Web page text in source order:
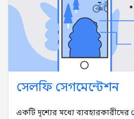
সেলফি সেগমেন্টেশন
একটি দৃশ্যের মধ্যে ব্যবহারকারীদের